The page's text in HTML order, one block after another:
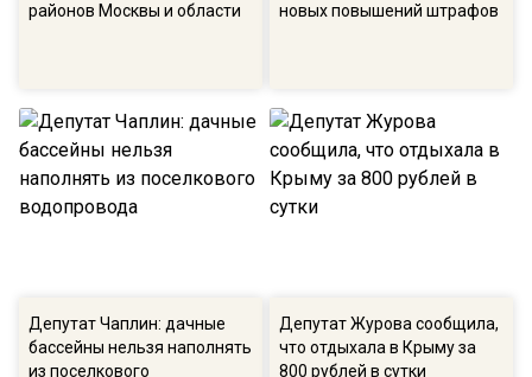
районов Москвы и области
новых повышений штрафов
Депутат Чаплин: дачные
бассейны нельзя наполнять
из поселкового
Депутат Журова сообщила,
что отдыхала в Крыму за
800 рублей в сутки